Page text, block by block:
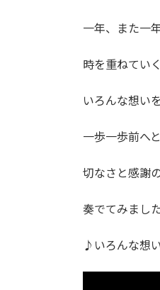
一年、また一
時を重ねてい
いろんな想い
一歩一歩前へ
切なさと感謝
奏でてみました
♪いろんな想